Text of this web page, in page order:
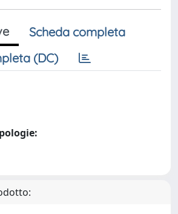
Scheda completa
(DC)